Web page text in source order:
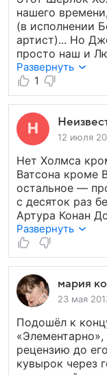
Джоан Ватсон
к просмотру.
нашего
(в исполнении
артист)... Но
просто наш и
просто даже
зрителей
трудно
Развернуть
1
12 июля
Нет Холмса
Ватсона кроме
остальное —
с десяток раз
Артура Конан
экранизаций
Холмс —
англичане еще
с Василием
транслировали
от премьер-
Тетчер до
приняли тот
который
Масленников и
и Виталий
Развернуть
мария
23 мая
Подошёл к
рецензию до
кувырок через